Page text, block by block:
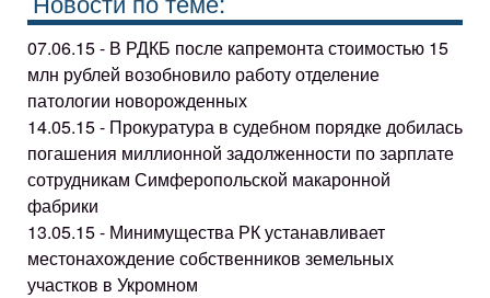
07.06.15 - В РДКБ после капремонта стоимостью 15
млн рублей возобновило работу отделение
патологии новорожденных
14.05.15 - Прокуратура в судебном порядке добилась
погашения миллионной задолженности по зарплате
сотрудникам Симферопольской макаронной
фабрики
13.05.15 - Минимущества РК устанавливает
местонахождение собственников земельных
участков в Укромном